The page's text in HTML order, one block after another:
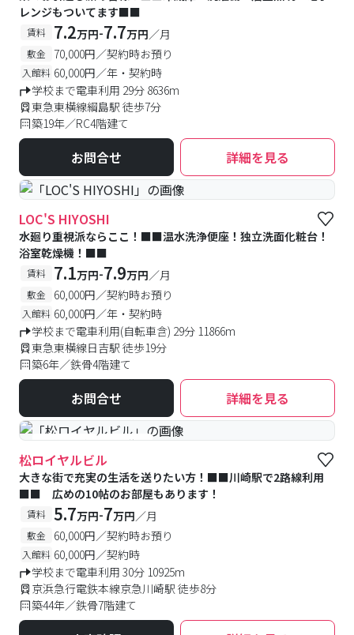
レンジもついてます■■
賃料 7.2万円-7.7万円／月
敷金 70,000円／契約時お預り
入館料 60,000円／年・契約時
学校まで電車利用 29分 8636m
東急東横線綱島駅 徒歩7分
築19年／RC4階建て
お問合せ 詳細を見る
LOC'S HIYOSHI
水廻り重視派ならここ！■■温水洗浄便座！独立洗面化粧台！
浴室乾燥機！■■
賃料 7.1万円-7.9万円／月
敷金 60,000円／契約時お預り
入館料 60,000円／年・契約時
学校まで電車利用(自転車含) 29分 11866m
東急東横線日吉駅 徒歩19分
築6年／鉄骨4階建て
お問合せ 詳細を見る
#予約受付中 #空室待ち
松ロイヤルビル
大きな街で充実の生活を送りたい方！■■川崎駅で2路線利用
■■ 広めの10帖のお部屋もあります！
賃料 5.7万円-7万円／月
敷金 60,000円／契約時お預り
入館料 60,000円／契約時
学校まで電車利用 30分 10925m
京浜急行電鉄本線京急川崎駅 徒歩8分
築44年／鉄骨7階建て